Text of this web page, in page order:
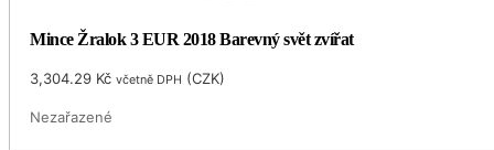
Mince Žralok 3 EUR 2018 Barevný svět zvířat
3,304.29 Kč včetně DPH (CZK)
Nezařazené